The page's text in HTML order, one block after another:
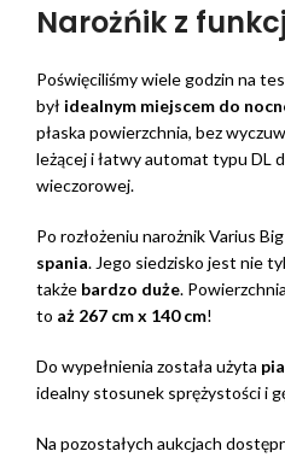
Narożńik z
Poświęciliśmy wiele godzin na
był idealnym miejscem do
płaska powierzchnia, bez
leżącej i łatwy automat typu DL
wieczorowej.
Po rozłożeniu narożnik Varius
spania. Jego siedzisko jest nie
także bardzo duże.
to aż 267 cm x 140 cm!
Do wypełnienia została użyta
idealny stosunek sprężystości i
Na pozostałych aukcjach